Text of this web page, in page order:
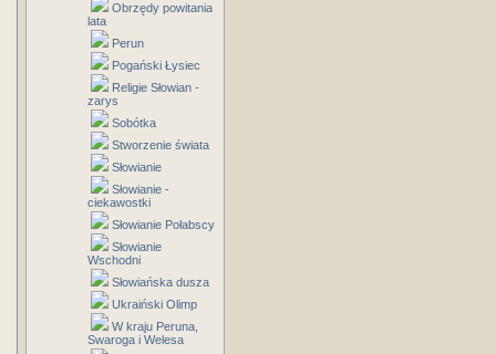
Obrzędy powitania
lata
Perun
Pogański Łysiec
Religie Słowian -
zarys
Sobótka
Stworzenie świata
Słowianie
Słowianie -
ciekawostki
Słowianie Połabscy
Słowianie
Wschodni
Słowiańska dusza
Ukraiński Olimp
W kraju Peruna,
Swaroga i Welesa